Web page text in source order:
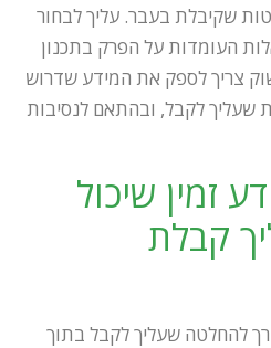
שקיבלת בעבר. עליך לבחור
העומדות על הפרק בתכנון
צריך לספק את המידע שדרוש
לקבל, ובהתאם לנסיבות
זמין שיכול
קבלת
להחלטה שעליך לקבל בתוך